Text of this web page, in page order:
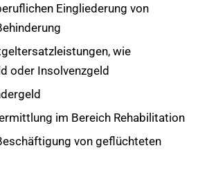
Eingliederung von
wie
oder Insolvenzgeld
im Bereich Rehabilitation
von geflüchteten